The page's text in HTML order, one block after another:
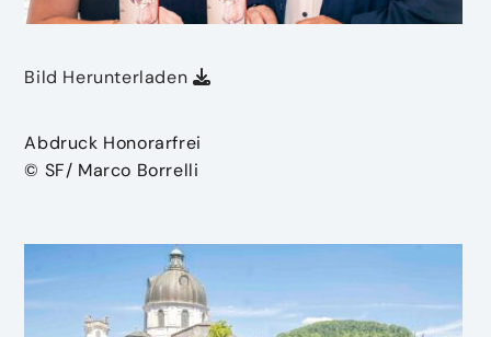
Bild Herunterladen
Abdruck Honorarfrei
© SF/ Marco Borrelli